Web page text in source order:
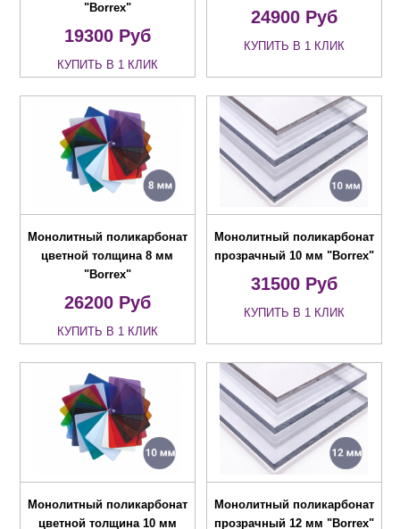
"Borrex"
19300Руб
КУПИТЬ В 1 КЛИК
24900Руб
КУПИТЬ В 1 КЛИК
Монолитный поликарбонат
цветной толщина 8 мм
"Borrex"
26200Руб
КУПИТЬ В 1 КЛИК
Монолитный поликарбонат
прозрачный 10 мм "Borrex"
31500Руб
КУПИТЬ В 1 КЛИК
Монолитный поликарбонат
цветной толщина 10 мм
Монолитный поликарбонат
прозрачный 12 мм "Borrex"